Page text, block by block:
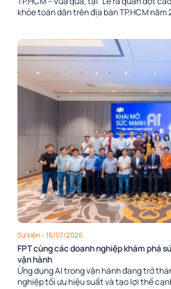
khỏe toàn dân trên địa bàn TP.HCM
Sự kiện- 16/07/2026
FPT cùng các doanh nghiệp khám phá
vận hành
Ứng dụng AI trong vận hành đang trở
nghiệp tối ưu hiệu suất và tạo lợi thế